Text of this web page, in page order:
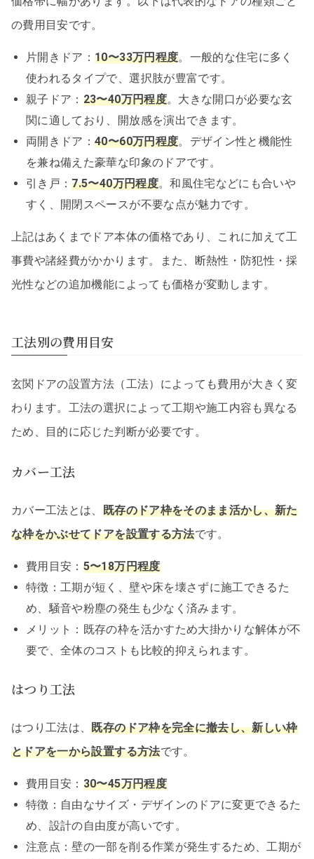
の費用目安です。
片開きドア：10〜33万円程度。一般的な住宅に多く
使われるタイプで、選択肢が豊富です。
親子ドア： 23〜40万円程度。大きな開口が必要な玄
関に適しており、開放感を演出できます。
両開きドア：40〜60万円程度。デザイン性と機能性
を兼ね備えた豪華な印象のドアです。
引き戸：7.5〜40万円程度。和風住宅などにも合いや
すく、開閉スペースが不要な点が魅力です。
上記はあくまでドア本体の価格であり、これに加えて工
事費や諸経費がかかります。また、断熱性・防犯性・採
光性などの追加機能によっても価格が変動します。
工法別の費用目安
玄関ドアの設置方法（工法）によっても費用が大きく変
わります。工法の選択によって工期や施工内容も異なる
ため、目的に応じた判断が必要です。
カバー工法
カバー工法とは、 既存のドア枠をそのまま活かし、新た
な枠をかぶせてドアを設置する方法です。
費用目安： 5〜18万円程度
特徴：工期が短く、壁や床を壊さずに施工できるた
め、騒音や粉塵の発生も少なく済みます。
メリット：既存の枠を活かすため大掛かりな解体が不
要で、全体のコストも比較的抑えられます。
はつり工法
はつり工法は、既存のドア枠を完全に撤去し、新しい枠
とドアを一から設置する方法です。
費用目安： 30〜45万円程度
特徴：自由なサイズ・デザインのドアに変更できるた
め、設計の自由度が高いです。
注意点：壁の一部を削る作業が発生するため、工期が